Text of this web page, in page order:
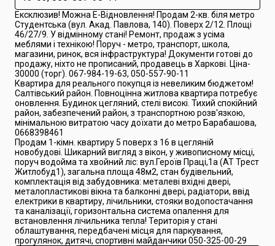
Ексклюзив! Можна Е-Відновлення! Продам 2-кв. біля метро
Студентська (вул. Акад. Павлова, 140). Поверх 2/12. Площі
46/27/9. У відмінному стані! Ремонт, продаж з усіма
меблями і технікою! Поруч - метро, транспорт, школа,
магазини, ринок, вся інфраструктура! Документи готові до
продажу, ніхто не прописаний, продавець в Харкові. Ціна-
30000 (торг). 067-984-19-63, 050-557-90-11
Квартира для реального покупця із невеликим бюджетом!
Салтівський район. Повноцінна житлова квартира потребує
оновлення. Будинок цегляний, стелі високі. Тихий спокійний
район, забезпечений район, з транспортною розв'язкою,
мінімальною витратою часу доїхати до метро Барабашова,
0668398461
Продам 1-кімн. квартиру 5 поверх з 16 в цегляній
новобудові. Шикарний вигляд з вікон, у живописному місці,
поруч водойма та хвойний ліс: вул.Героїв Праці,1а (АТ Трест
Житлобуд1), загальна площа 48м2, стан будівельний,
комплектація від забудовника: металеві вхідні двері,
металопластикові вікна та балконні двері, радіатори, ввід
електрики в квартиру, лічильники, стояки водопостачання
та каналізації, горизонтальна система опалення для
встановлення лічильника тепла! Територія у стані
облаштування, передбачені місця для паркування,
прогулянок, дитячі, спортивні майданчики 050-325-00-29